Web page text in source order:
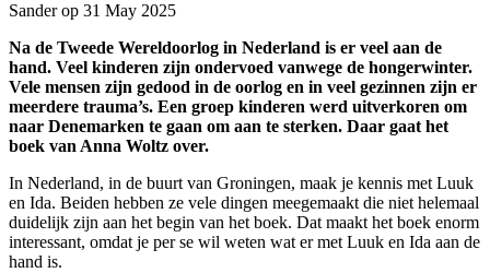
Sander op 31 May 2025
Na de Tweede Wereldoorlog in Nederland is er veel aan de
hand. Veel kinderen zijn ondervoed vanwege de hongerwinter.
Vele mensen zijn gedood in de oorlog en in veel gezinnen zijn er
meerdere trauma’s. Een groep kinderen werd uitverkoren om
naar Denemarken te gaan om aan te sterken. Daar gaat het
boek van Anna Woltz over.
In Nederland, in de buurt van Groningen, maak je kennis met Luuk
en Ida. Beiden hebben ze vele dingen meegemaakt die niet helemaal
duidelijk zijn aan het begin van het boek. Dat maakt het boek enorm
interessant, omdat je per se wil weten wat er met Luuk en Ida aan de
hand is.